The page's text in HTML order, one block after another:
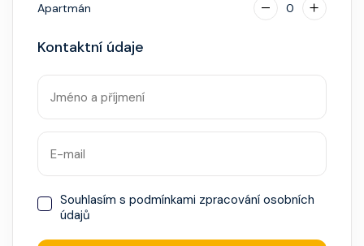
Apartmán 0
Kontaktní údaje
Souhlasím s podmínkami zpracování osobních
údajů